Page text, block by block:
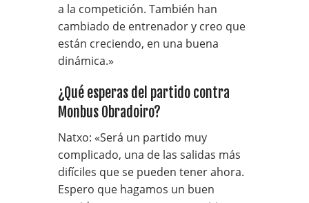
a la competición. También han
cambiado de entrenador y creo que
están creciendo, en una buena
dinámica.»
¿Qué esperas del partido contra
Monbus Obradoiro?
Natxo: «Será un partido muy
complicado, una de las salidas más
difíciles que se pueden tener ahora.
Espero que hagamos un buen